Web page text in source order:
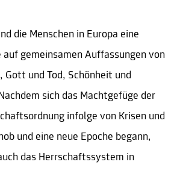
die Menschen in Europa eine
auf gemeinsamen Auffassungen von
Gott und Tod, Schönheit und
sich das Machtgefüge der
infolge von Krisen und
und eine neue Epoche begann,
das Herrschaftssystem in